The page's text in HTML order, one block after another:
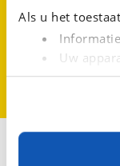
Als u het
Uw
Lees meer over
Met cookies en
cookies
Cookievoorkeuren